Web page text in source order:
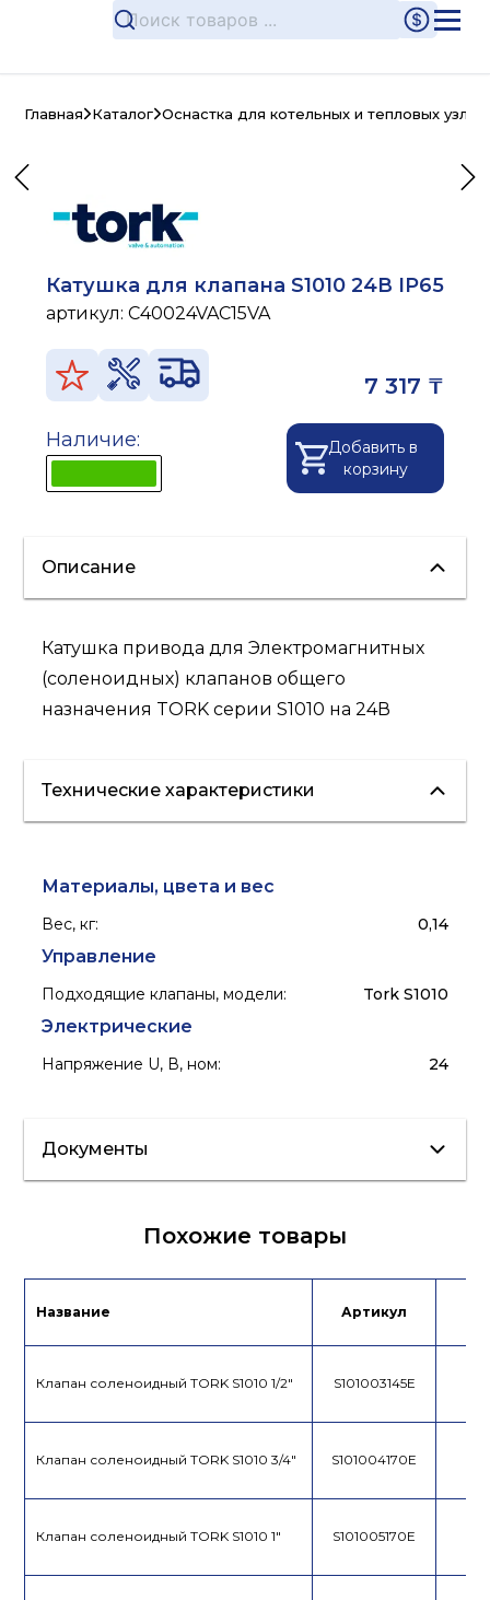
Главная Каталог Оснастка для котельных и тепловых узлов
Катушка для клапана S1010 24В IP65
артикул: C40024VAC15VA
7 317 ₸
Наличие:
Добавить в
корзину
Описание
Катушка привода для Электромагнитных
(соленоидных) клапанов общего
назначения TORK серии S1010 на 24В
Технические характеристики
Материалы, цвета и вес
Вес, кг: 0,14
Управление
Подходящие клапаны, модели: Tork S1010
Электрические
Напряжение U, В, ном: 24
Документы
Декларация
Лист данных
Похожие товары
Название Артикул
Клапан соленоидный TORK S1010 1/2" S101003145E
Клапан соленоидный TORK S1010 3/4" S101004170E
Клапан соленоидный TORK S1010 1" S101005170E